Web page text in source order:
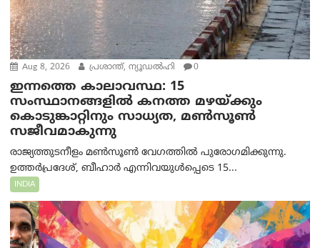
Aug 8, 2026 പ്രശാന്ത്, ന്യൂഡല്‍ഹി 0
ഇന്നത്തെ കാലാവസ്ഥ: 15
സംസ്ഥാനങ്ങളിൽ കനത്ത മഴയ്ക്കും
കൊടുങ്കാറ്റിനും സാധ്യത, മൺസൂൺ
സജീവമാകുന്നു
രാജ്യത്തുടനീളം മൺസൂൺ വേഗത്തിൽ പുരോഗമിക്കുന്നു.
ഉത്തർപ്രദേശ്, ബീഹാർ എന്നിവയുൾപ്പെടെ 15...
INDIA